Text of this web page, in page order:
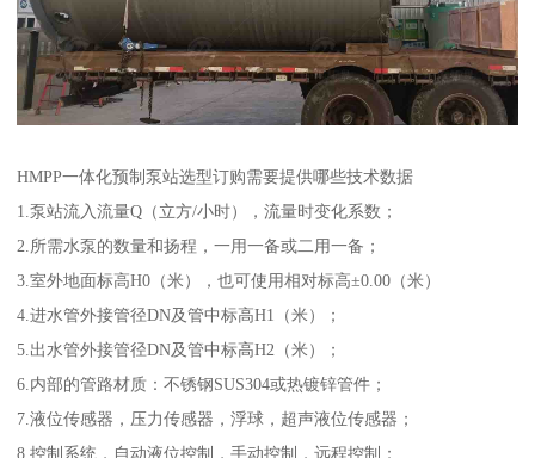
HMPP一体化预制泵站选型订购需要提供哪些技术数据
1.泵站流入流量Q（立方/小时），流量时变化系数；
2.所需水泵的数量和扬程，一用一备或二用一备；
3.室外地面标高H0（米），也可使用相对标高±0.00（米）
4.进水管外接管径DN及管中标高H1（米）；
5.出水管外接管径DN及管中标高H2（米）；
6.内部的管路材质：不锈钢SUS304或热镀锌管件；
7.液位传感器，压力传感器，浮球，超声液位传感器；
8.控制系统，自动液位控制，手动控制，远程控制；